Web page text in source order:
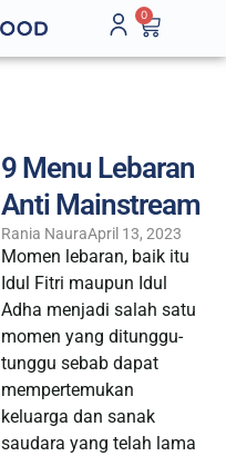
0
9 Menu Lebaran
Anti Mainstream
Rania NauraApril 13, 2023
Momen lebaran, baik itu
Idul Fitri maupun Idul
Adha menjadi salah satu
momen yang ditunggu-
tunggu sebab dapat
mempertemukan
keluarga dan sanak
saudara yang telah lama